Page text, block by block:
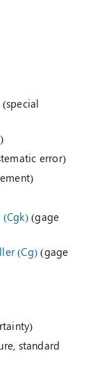
(special
error)
(gage
(Cg) (gage
standard